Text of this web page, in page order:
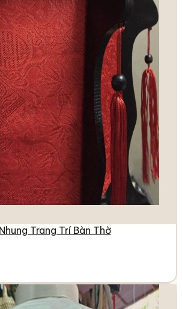
Trang Trí Bàn Thờ